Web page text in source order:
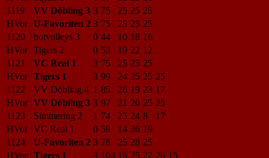
1119
VV Döbling 3 3 75 25 25 25
HVor U-Favoriten 2 3 75 25 25 25
1120
hotvolleys 3 0 44 10 18 16
HVor Tigers 2 0 53 19 22 12
1121
VC Real 1 3 75 25 25 25
HVor Tigers 1 3 99 24 25 25 25
1122
VV Döbling 4 1 85 26 19 23 17
HVor VV Döbling 3 3 97 21 26 25 25
1123
Simmering 2 1 74 25 24 8
17
HVor VC Real 1 0 59 14 26 19
1124
U-Favoriten 2 3 78 25 28 25
HVor Tigers 1 3 104 16 25 22 26 15